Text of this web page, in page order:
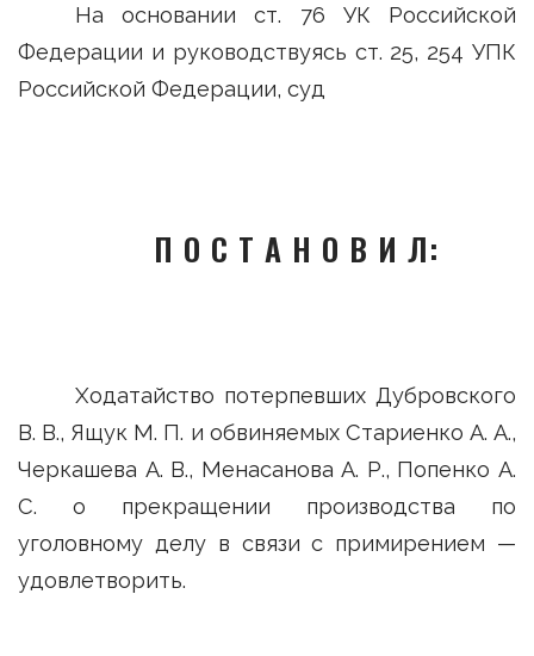
На основании ст. 76 УК Российской
Федерации и руководствуясь ст. 25, 254 УПК
Российской Федерации, суд
П О С Т А Н О В И Л:
Ходатайство потерпевших Дубровского
В. В., Ящук М. П. и обвиняемых Стариенко А. А.,
Черкашева А. В., Менасанова А. Р., Попенко А.
С. о прекращении производства по
уголовному делу в связи с примирением —
удовлетворить.